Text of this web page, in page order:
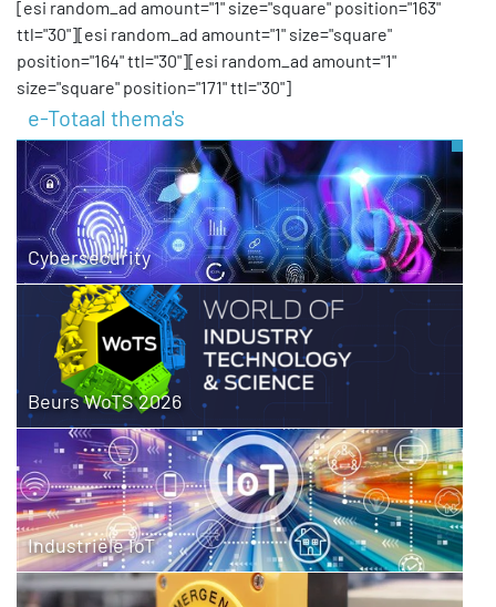
[esi random_ad amount="1" size="square" position="163"
ttl="30"][esi random_ad amount="1" size="square"
position="164" ttl="30"][esi random_ad amount="1"
size="square" position="171" ttl="30"]
e-Totaal thema's
Cybersecurity
Beurs WoTS 2026
Industriële IoT